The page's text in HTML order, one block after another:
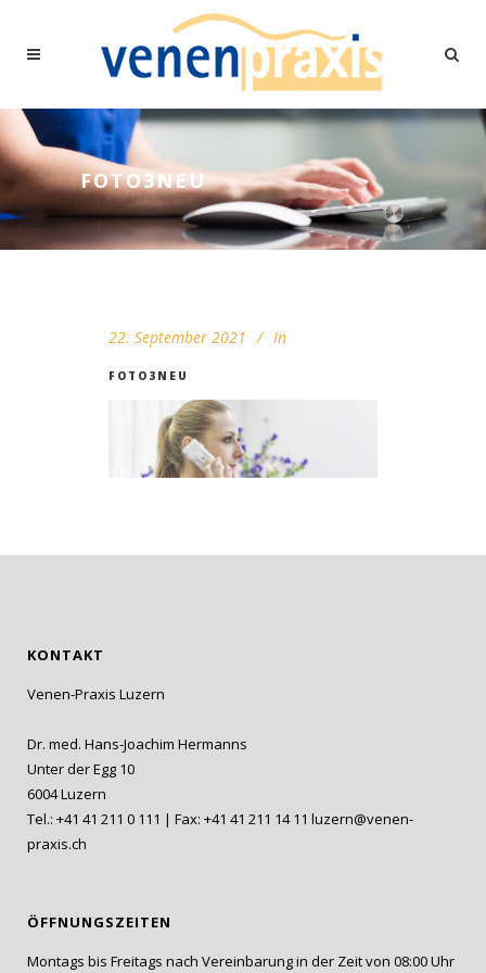
FOTO3NEU
22. September 2021 In
FOTO3NEU
KONTAKT
Venen-Praxis Luzern
Dr. med. Hans-Joachim Hermanns
Unter der Egg 10
6004 Luzern
Tel.: +41 41 211 0 111 | Fax: +41 41 211 14 11 luzern@venen-
praxis.ch
ÖFFNUNGSZEITEN
Montags bis Freitags nach Vereinbarung in der Zeit von 08:00 Uhr